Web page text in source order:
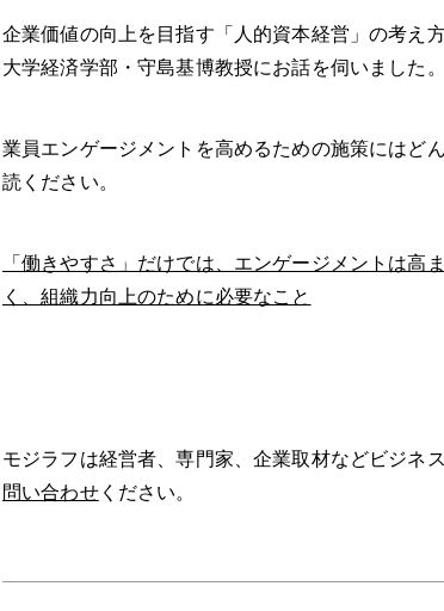
企業価値の向上を目指す「人的資本経営」の考え
大学経済学部・守島基博教授にお話を伺いました。
業員エンゲージメントを高めるための施策にはど
読ください。
「働きやすさ」だけでは、エンゲージメントは
く、組織力向上のために必要なこと
モジラフは経営者、専門家、企業取材などビジネ
問い合わせください。